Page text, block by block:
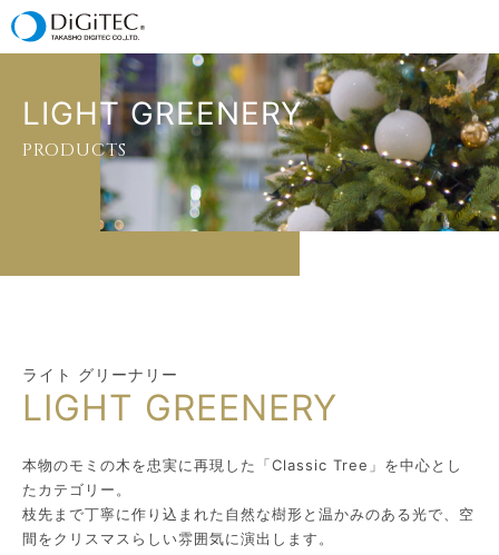
LIGHT GREENERY
PRODUCTS
ライト グリーナリー
本物のモミの木を忠実に再現した「Classic Tree」を中心とし
たカテゴリー。
枝先まで丁寧に作り込まれた自然な樹形と温かみのある光で、空
間をクリスマスらしい雰囲気に演出します。